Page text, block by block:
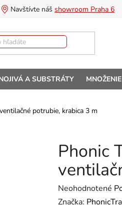
Navštívte náš showroom Praha 6
A SUBSTRÁTY
potrubie, krabica 3 m
Phonic
Priemerné
Neohodnotené
Značka: